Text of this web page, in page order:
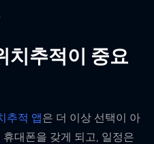
치추적이 중요
추적 앱은 더 이상 선택이 아
대폰을 갖게 되고, 일정은